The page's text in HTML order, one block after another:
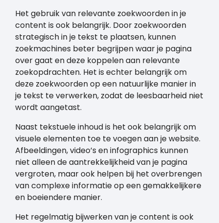
Het gebruik van relevante zoekwoorden in je
content is ook belangrijk. Door zoekwoorden
strategisch in je tekst te plaatsen, kunnen
zoekmachines beter begrijpen waar je pagina
over gaat en deze koppelen aan relevante
zoekopdrachten. Het is echter belangrijk om
deze zoekwoorden op een natuurlijke manier in
je tekst te verwerken, zodat de leesbaarheid niet
wordt aangetast.
Naast tekstuele inhoud is het ook belangrijk om
visuele elementen toe te voegen aan je website.
Afbeeldingen, video’s en infographics kunnen
niet alleen de aantrekkelijkheid van je pagina
vergroten, maar ook helpen bij het overbrengen
van complexe informatie op een gemakkelijkere
en boeiendere manier.
Het regelmatig bijwerken van je content is ook